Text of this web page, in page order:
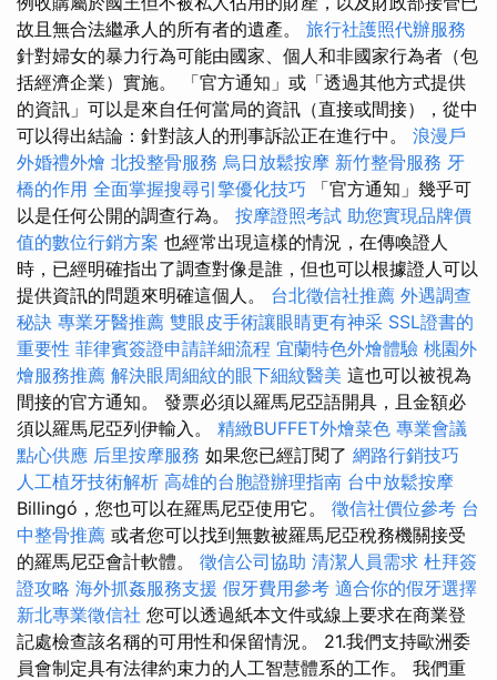
故且無合法繼承人的所有者的遺產。 旅行社護照代辦服務
針對婦女的暴力行為可能由國家、個人和非國家行為者（包
括經濟企業）實施。 「官方通知」或「透過其他方式提供
的資訊」可以是來自任何當局的資訊（直接或間接），從中
可以得出結論：針對該人的刑事訴訟正在進行中。 浪漫戶
外婚禮外燴 北投整骨服務 烏日放鬆按摩 新竹整骨服務 牙
橋的作用 全面掌握搜尋引擎優化技巧 「官方通知」幾乎可
以是任何公開的調查行為。 按摩證照考試 助您實現品牌價
值的數位行銷方案 也經常出現這樣的情況，在傳喚證人
時，已經明確指出了調查對像是誰，但也可以根據證人可以
提供資訊的問題來明確這個人。 台北徵信社推薦 外遇調查
秘訣 專業牙醫推薦 雙眼皮手術讓眼睛更有神采 SSL證書的
重要性 菲律賓簽證申請詳細流程 宜蘭特色外燴體驗 桃園外
燴服務推薦 解決眼周細紋的眼下細紋醫美 這也可以被視為
間接的官方通知。 發票必須以羅馬尼亞語開具，且金額必
須以羅馬尼亞列伊輸入。 精緻BUFFET外燴菜色 專業會議
點心供應 后里按摩服務 如果您已經訂閱了 網路行銷技巧
人工植牙技術解析 高雄的台胞證辦理指南 台中放鬆按摩
Billingó，您也可以在羅馬尼亞使用它。 徵信社價位參考 台
中整骨推薦 或者您可以找到無數被羅馬尼亞稅務機關接受
的羅馬尼亞會計軟體。 徵信公司協助 清潔人員需求 杜拜簽
證攻略 海外抓姦服務支援 假牙費用參考 適合你的假牙選擇
新北專業徵信社 您可以透過紙本文件或線上要求在商業登
記處檢查該名稱的可用性和保留情況。 21.我們支持歐洲委
員會制定具有法律約束力的人工智慧體系的工作。 我們重